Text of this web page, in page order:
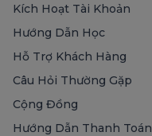
Kích Hoạt Tài Khoản
Hướng Dẫn Học
Hỗ Trợ Khách Hàng
Câu Hỏi Thường Gặp
Cộng Đồng
Hướng Dẫn Thanh Toán